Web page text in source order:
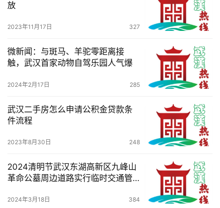
关
我
服
务
航
放
2023年11月17日 327
微新闻：与斑马、羊驼零距离接
触，武汉首家动物自驾乐园人气爆
2024年2月17日 285
武汉二手房怎么申请公积金贷款条
件流程
2023年8月30日 248
2024清明节武汉东湖高新区九峰山
革命公墓周边道路实行临时交通管
2024年3月18日 384